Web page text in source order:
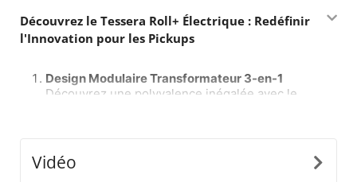
Découvrez le Tessera Roll+ Électrique : Redéfinir
l'Innovation pour les Pickups
Design Modulaire Transformateur 3-en-1
Découvrez une polyvalence inégalée avec le
électrique, et vice versa, sans avoir à remplacer
le système complet. Installez simplement notre
Vidéo